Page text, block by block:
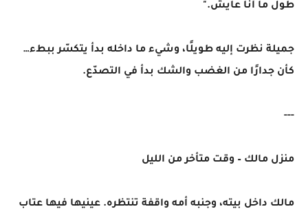
طول ما أنا عايش."
جميلة نظرت إليه طويلًا، وشيء ما داخله بدأ يتكسّر ببطء…
كأن جدارًا من الغضب والشك بدأ في التصدّع.
---
منزل مالك – وقت متأخر من الليل
مالك داخل بيته، وجنبه أمه واقفة تنتظره. عينيها فيها عتاب